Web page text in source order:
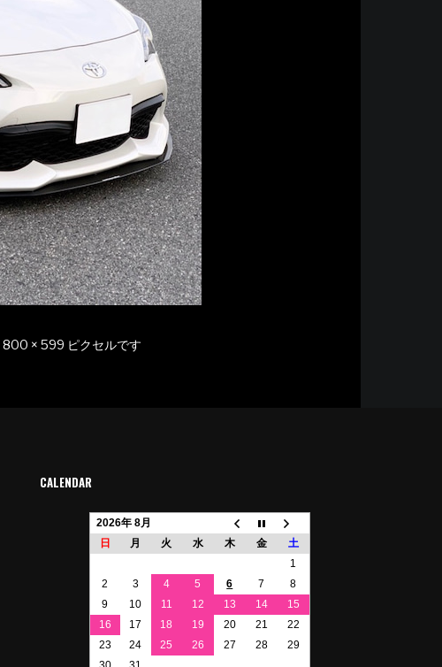
800 × 599 ピクセルです
CALENDAR
2026年 8月
日
月 火 水 木 金
土
1
2
3 4 5 6 7
8
9
10 11 12 13 14
15
16
17 18 19 20 21
22
23
24 25 26 27 28
29